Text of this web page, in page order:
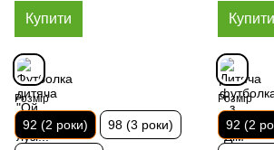
Купити
Розмір
92 (2 роки) 98 (3 роки)
Купити
Розмір
92 (2